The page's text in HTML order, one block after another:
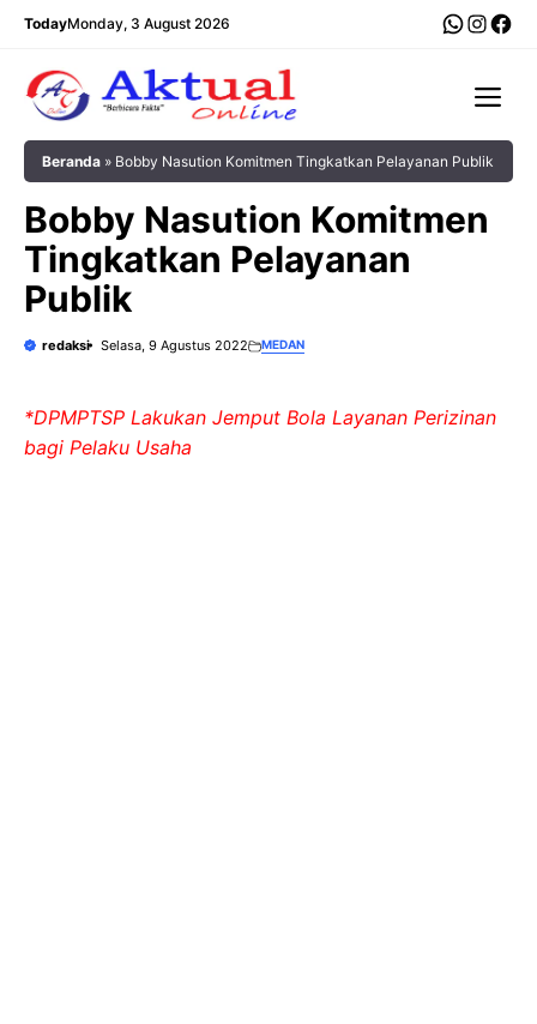
Langsung
TodayMonday, 3 August 2026
Beranda » Bobby Nasution Komitmen Tingkatkan Pelayanan Publik
Bobby Nasution Komitmen
Tingkatkan Pelayanan
Publik
redaksi Selasa, 9 Agustus 2022 MEDAN
*DPMPTSP Lakukan Jemput Bola Layanan Perizinan
bagi Pelaku Usaha